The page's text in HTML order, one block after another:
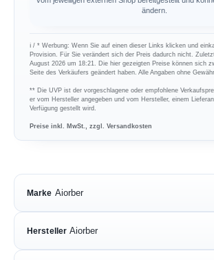
ändern.
ℹ︎ / * Werbung: Wenn Sie auf einen dieser Links klicken und
Provision. Für Sie verändert sich der Preis dadurch nicht.
August 2026 um 18:21. Die hier gezeigten Preise können sich
Seite des Verkäufers geändert haben. Alle Angaben ohne Gewähr.
** Die UVP ist der vorgeschlagene oder empfohlene
er vom Hersteller angegeben und vom Hersteller, einem
Verfügung gestellt wird.
Preise inkl. MwSt., zzgl. Versandkosten
Marke Aiorber
Hersteller Aiorber